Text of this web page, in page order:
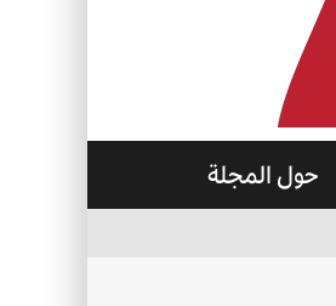
حول المجلة